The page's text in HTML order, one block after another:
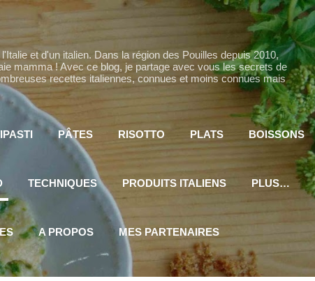
au contenu principal
et d'un italien. Dans la région des Pouilles depuis 2010,
mamma ! Avec ce blog, je partage avec vous les secrets de
recettes italiennes, connues et moins connues mais
PÂTES RISOTTO PLATS BOISSONS
DESSERTS
TECHNIQUES PRODUITS ITALIENS PLUS…
A PROPOS MES PARTENAIRES